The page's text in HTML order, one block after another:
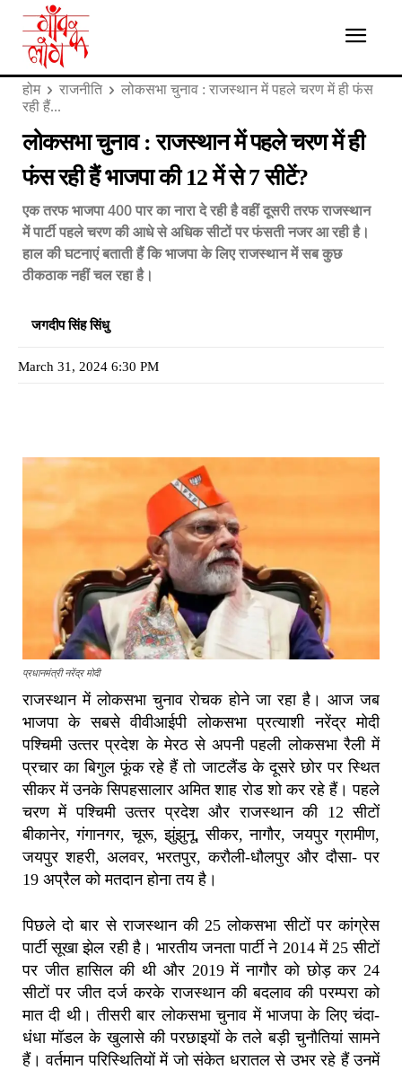
होम राजनीति
लोकसभा चुनाव : राजस्थान में पहले चरण में ही फंस
रही हैं...
लोकसभा चुनाव : राजस्थान में पहले चरण में ही
फंस रही हैं भाजपा की 12 में से 7 सीटें?
एक तरफ भाजपा 400 पार का नारा दे रही है वहीं दूसरी तरफ राजस्थान
में पार्टी पहले चरण की आधे से अधिक सीटों पर फंसती नजर आ रही है।
हाल की घटनाएं बताती हैं कि भाजपा के लिए राजस्‍थान में सब कुछ
ठीकठाक नहीं चल रहा है।
जगदीप सिंह सिंधु
March 31, 2024 6:30 PM
प्रधानमंत्री नरेंद्र मोदी
राजस्थान में लोकसभा चुनाव रोचक होने जा रहा है। आज जब
भाजपा के सबसे वीवीआईपी लोकसभा प्रत्‍याशी नरेंद्र मोदी
पश्चिमी उत्‍तर प्रदेश के मेरठ से अपनी पहली लोकसभा रैली में
प्रचार का बिगुल फूंक रहे हैं तो जाटलैंड के दूसरे छोर पर स्थित
सीकर में उनके सिपहसालार अमित शाह रोड शो कर रहे हैं। पहले
चरण में पश्चिमी उत्‍तर प्रदेश और राजस्‍थान की 12 सीटों
बीकानेर, गंगानगर, चूरू, झुंझुनू, सीकर, नागौर, जयपुर ग्रामीण,
जयपुर शहरी, अलवर, भरतपुर, करौली-धौलपुर और दौसा- पर
19 अप्रैल को मतदान होना तय है।
पिछले दो बार से राजस्थान की 25 लोकसभा सीटों पर कांग्रेस
पार्टी सूखा झेल रही है। भारतीय जनता पार्टी ने 2014 में 25 सीटों
पर जीत हासिल की थी और 2019 में नागौर को छोड़ कर 24
सीटों पर जीत दर्ज करके राजस्थान की बदलाव की परम्परा को
मात दी थी। तीसरी बार लोकसभा चुनाव में भाजपा के लिए चंदा-
धंधा मॉडल के खुलासे की परछाइयों के तले बड़ी चुनौतियां सामने
हैं। वर्तमान परिस्थितियों में जो संकेत धरातल से उभर रहे हैं उनमें